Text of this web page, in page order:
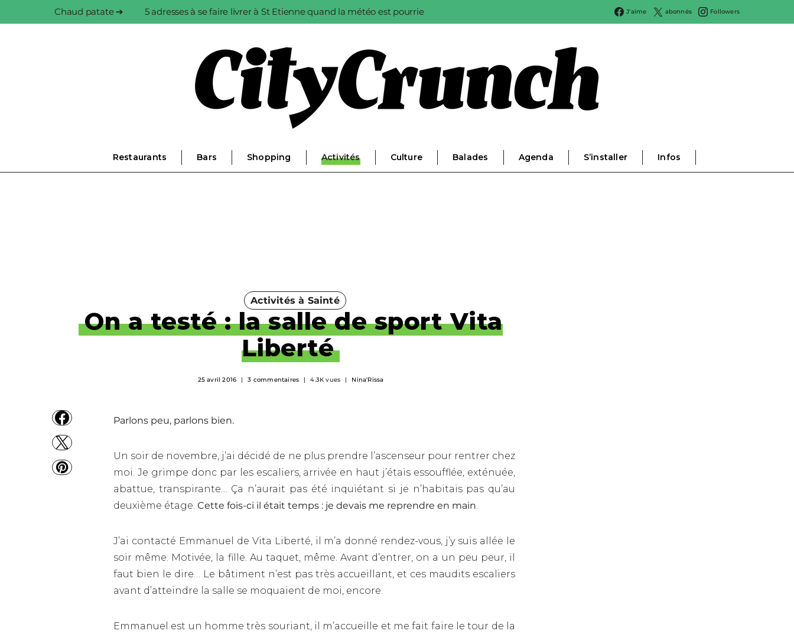
Chaud patate ➔ 5 adresses à se faire livrer à St Etienne quand la météo est pourrie J'aime abonnés Followers
Restaurants Bars Shopping Activités Culture Balades Agenda S’installer Infos
Activités à Sainté
On a testé : la salle de sport Vita
Liberté
25 avril 2016 3 commentaires 4.3K vues Nina'Rissa
Parlons peu, parlons bien.
Un soir de novembre, j’ai décidé de ne plus prendre l’ascenseur pour rentrer chez
moi. Je grimpe donc par les escaliers, arrivée en haut j’étais essoufflée, exténuée,
abattue, transpirante… Ça n’aurait pas été inquiétant si je n’habitais pas qu’au
deuxième étage. Cette fois-ci il était temps : je devais me reprendre en main.
J’ai contacté Emmanuel de Vita Liberté, il m’a donné rendez-vous, j’y suis allée le
soir même. Motivée, la fille. Au taquet, même. Avant d’entrer, on a un peu peur, il
faut bien le dire… Le bâtiment n’est pas très accueillant, et ces maudits escaliers
avant d’atteindre la salle se moquaient de moi, encore.
Emmanuel est un homme très souriant, il m’accueille et me fait faire le tour de la